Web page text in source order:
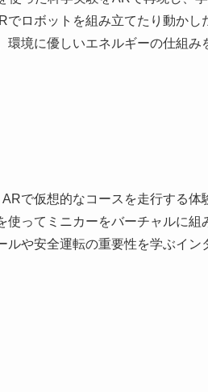
でロボットを組み立てたり動かし
環境に優しいエネルギーの仕組み
ARで仮想的なコースを走行する体
使ってミニカーをバーチャルに組
ルや安全運転の重要性を学ぶイン